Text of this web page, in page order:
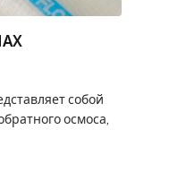
собой
осмоса,